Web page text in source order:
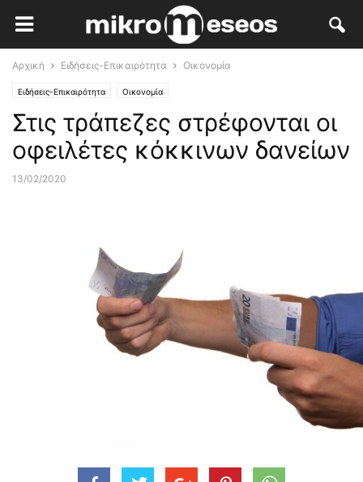
Αρχική Ειδήσεις-Επικαιρότητα Οικονομία
Ειδήσεις-Επικαιρότητα Οικονομία
Στις τράπεζες στρέφονται οι
οφειλέτες κόκκινων δανείων
13/02/2020